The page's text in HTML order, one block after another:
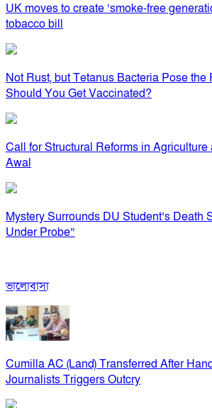
UK moves to create ‘smoke-free
tobacco bill
Not Rust, but Tetanus Bacteria Pose the
Should You Get Vaccinated?
Call for Structural Reforms in
Awal
Mystery Surrounds DU Student’s Death
Under Probe”
ভালোবাসা
Cumilla AC (Land) Transferred After
Journalists Triggers Outcry